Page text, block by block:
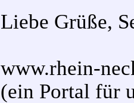
Liebe Grüße,
www.rhein-
(ein Portal für